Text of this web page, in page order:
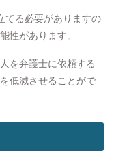
てる必要がありますの
性があります。
を弁護士に依頼する
低減させることがで